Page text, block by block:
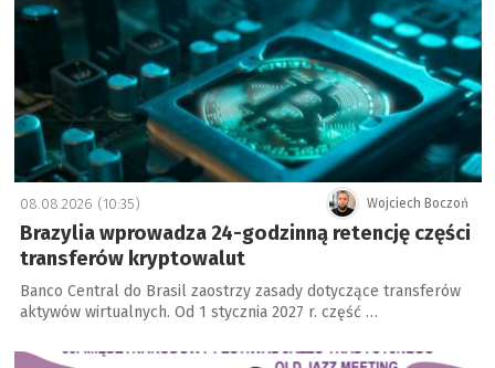
Wojciech Boczoń
08.08.2026 (10:35)
Brazylia wprowadza 24-godzinną retencję części
transferów kryptowalut
Banco Central do Brasil zaostrzy zasady dotyczące transferów
aktywów wirtualnych. Od 1 stycznia 2027 r. część …
a